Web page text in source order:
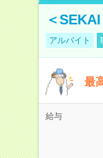
＜
アルバイト
最
給与